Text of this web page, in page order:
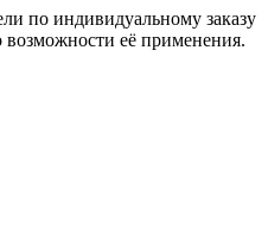
по индивидуальному заказу
возможности её применения.